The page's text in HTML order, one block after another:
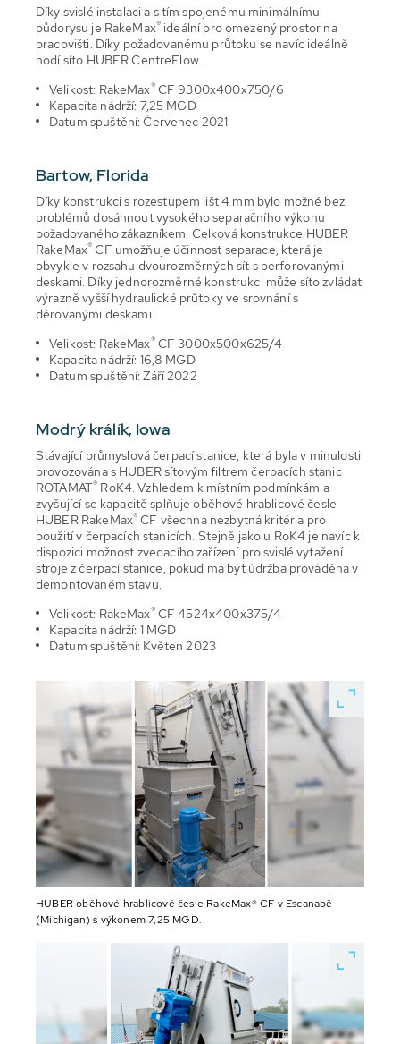
Díky svislé instalaci a s tím spojenému minimálnímu
půdorysu je RakeMax® ideální pro omezený prostor na
pracovišti. Díky požadovanému průtoku se navíc ideálně
hodí síto HUBER CentreFlow.
Velikost: RakeMax®CF 9300x400x750/6
Kapacita nádrží: 7,25 MGD
Datum spuštění: Červenec 2021
Bartow, Florida
Díky konstrukci s rozestupem lišt 4 mm bylo možné bez
problémů dosáhnout vysokého separačního výkonu
požadovaného zákazníkem. Celková konstrukce HUBER
RakeMax® CF umožňuje účinnost separace, která je
obvykle v rozsahu dvourozměrných sít s perforovanými
deskami. Díky jednorozměrné konstrukci může síto zvládat
výrazně vyšší hydraulické průtoky ve srovnání s
děrovanými deskami.
Velikost: RakeMax®CF 3000x500x625/4
Kapacita nádrží: 16,8 MGD
Datum spuštění: Září 2022
Modrý králík, Iowa
Stávající průmyslová čerpací stanice, která byla v minulosti
provozována s HUBER sítovým filtrem čerpacích stanic
ROTAMAT® RoK4. Vzhledem k místním podmínkám a
zvyšující se kapacitě splňuje oběhové hrablicové česle
HUBER RakeMax® CF všechna nezbytná kritéria pro
použití v čerpacích stanicích. Stejně jako u RoK4 je navíc k
dispozici možnost zvedacího zařízení pro svislé vytažení
stroje z čerpací stanice, pokud má být údržba prováděna v
demontovaném stavu.
Velikost: RakeMax®CF 4524x400x375/4
Kapacita nádrží: 1 MGD
Datum spuštění: Květen 2023
HUBER oběhové hrablicové česle RakeMax® CF v Escanabě
(Michigan) s výkonem 7,25 MGD.